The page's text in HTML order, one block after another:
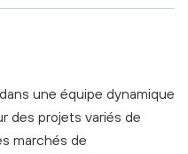
une équipe dynamique
des projets variés de
marchés de